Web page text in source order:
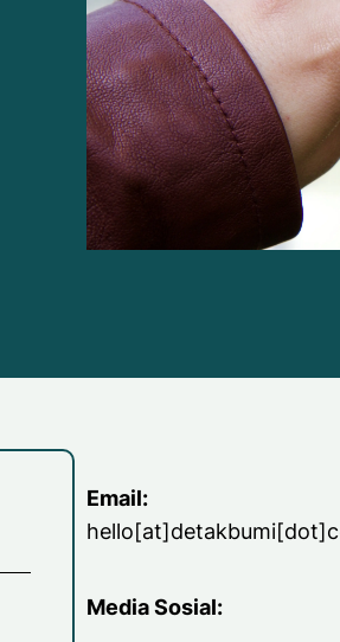
Email:
Media Sosial: